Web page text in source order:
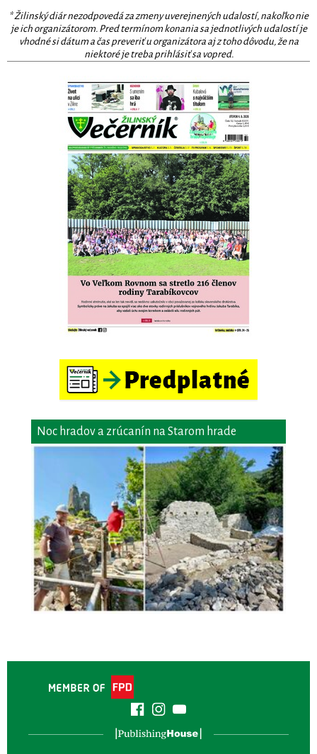
* Žilinský diár nezodpovedá za zmeny uverejnených udalostí, nakoľko nie
je ich organizátorom. Pred termínom konania sa jednotlivých udalostí je
vhodné si dátum a čas preveriť u organizátora aj z toho dôvodu, že na
niektoré je treba prihlásiť sa vopred.
Noc hradov a zrúcanín na Starom hrade